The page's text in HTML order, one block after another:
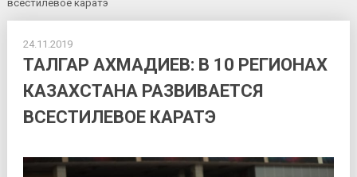
всестилевое каратэ
24.11.2019
ТАЛГАР АХМАДИЕВ: В 10 РЕГИОНАХ
КАЗАХСТАНА РАЗВИВАЕТСЯ
ВСЕСТИЛЕВОЕ КАРАТЭ